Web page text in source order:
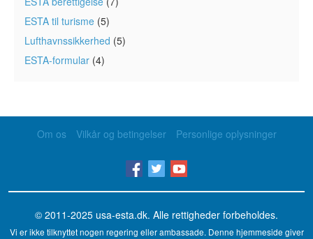
ESTA til turisme (5)
Lufthavnssikkerhed (5)
ESTA-formular (4)
Om os Vilkår og betingelser Personlige oplysninger
© 2011-2025 usa-esta.dk. Alle rettigheder forbeholdes.
Vi er ikke tilknyttet nogen regering eller ambassade. Denne hjemmeside giver